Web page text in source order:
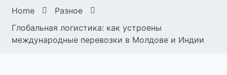
Home
Разное
Глобальная логистика: как устроены
международные перевозки в Молдове и Индии